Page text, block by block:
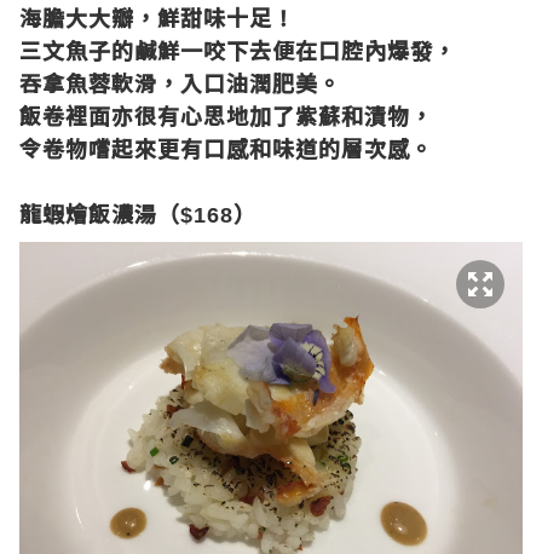
海膽大大瓣，鮮甜味十足！
三文魚子的鹹鮮一咬下去便在口腔內爆發，
吞拿魚蓉軟滑，入口油潤肥美。
飯卷裡面亦很有心思地加了紫蘇和漬物，
令卷物嚐起來更有口感和味道的層次感。
龍蝦燴飯濃湯（$168）